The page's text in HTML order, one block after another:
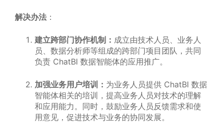
解决办法 ：
建立跨部门协作机制： 成立由技术人员、业务人
员、数据分析师等组成的跨部门项目团队，共同
负责 ChatBI 数据智能体的应用推广。
加强业务用户培训： 为业务人员提供 ChatBI 数据
智能体相关的培训，提高业务人员对技术的理解
和应用能力。同时，鼓励业务人员反馈需求和使
用意见，促进技术与业务的协同发展。